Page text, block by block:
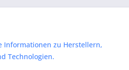
Informationen zu Herstellern,
Technologien.